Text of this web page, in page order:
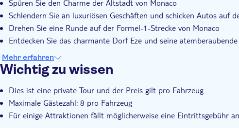
Spüren Sie den Charme der Altstadt von Monaco
Schlendern Sie an luxuriösen Geschäften und schicken Autos auf
Drehen Sie eine Runde auf der Formel-1-Strecke von Monaco
Entdecken Sie das charmante Dorf Eze und seine
Mehr erfahren
Wichtig zu wissen
Dies ist eine private Tour und der Preis gilt pro Fahrzeug
Maximale Gästezahl: 8 pro Fahrzeug
Für einige Attraktionen fällt möglicherweise eine Eintrittsgebühr